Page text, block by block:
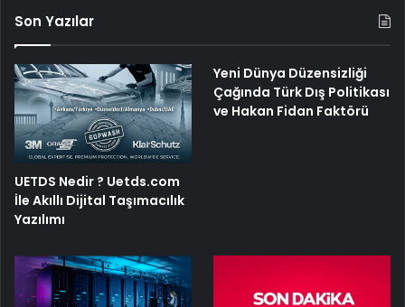
Son Yazılar
UETDS Nedir ? Uetds.com
İle Akıllı Dijital Taşımacılık
Yazılımı
Yeni Dünya Düzensizliği
Çağında Türk Dış Politikası
ve Hakan Fidan Faktörü